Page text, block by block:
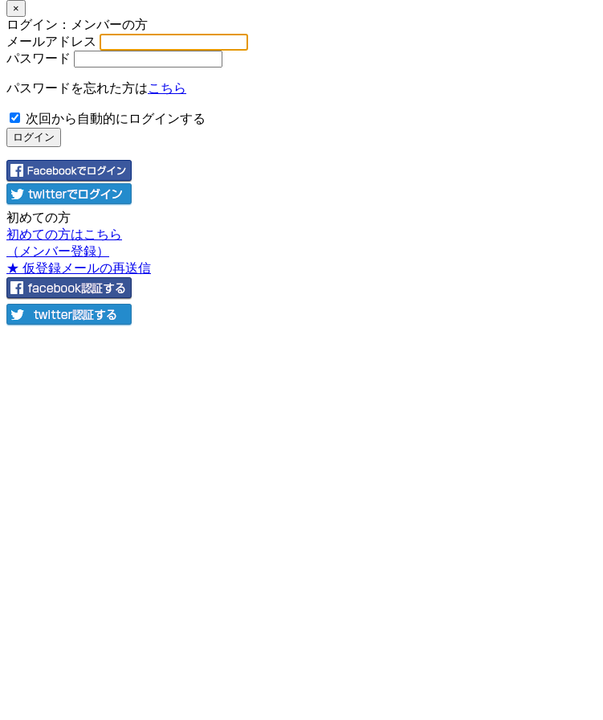
×
ログイン：メンバーの方
メールアドレス
パスワード
パスワードを忘れた方はこちら
次回から自動的にログインする
初めての方
初めての方はこちら
（メンバー登録）
★ 仮登録メールの再送信